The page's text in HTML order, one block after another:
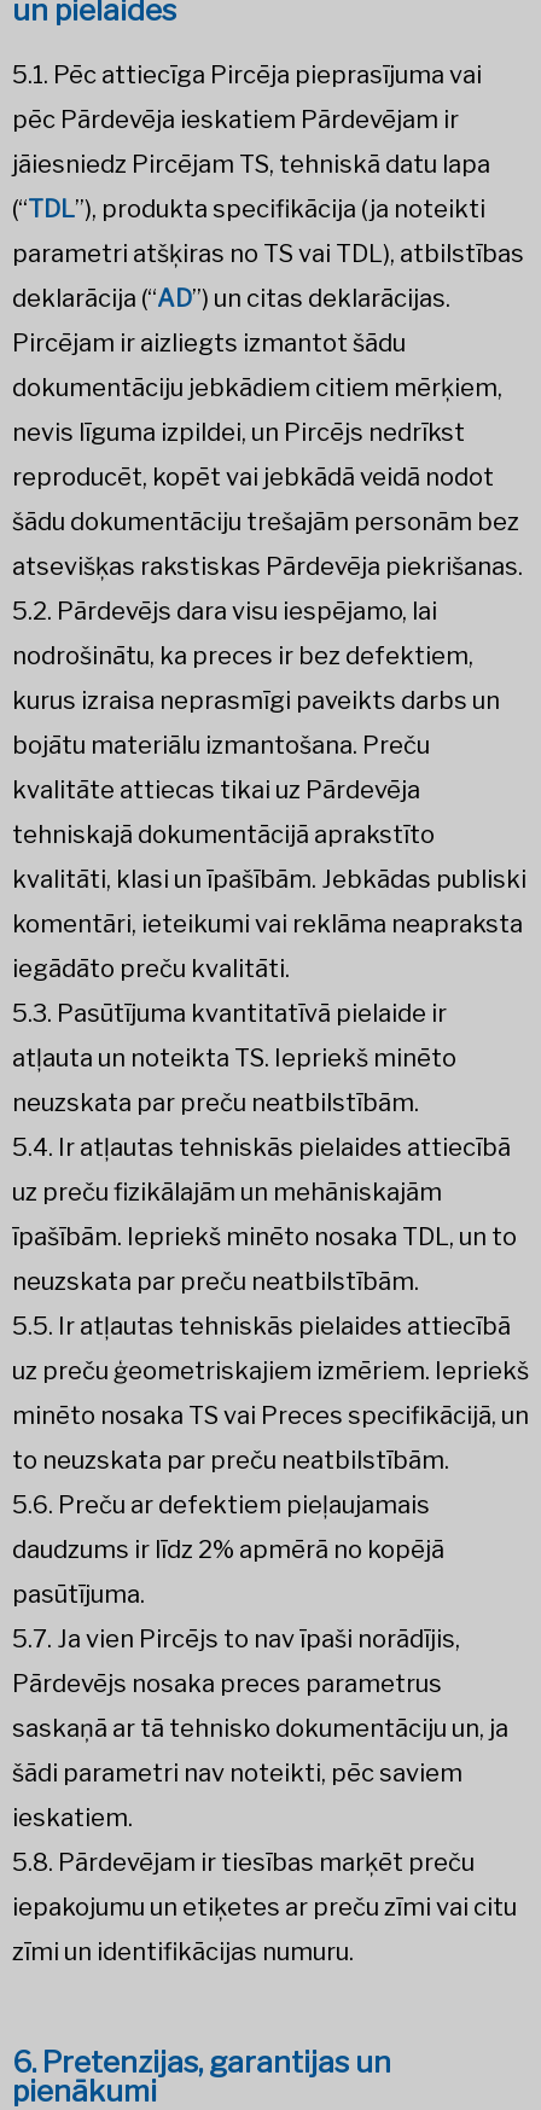
un pielaides
5.1. Pēc attiecīga Pircēja pieprasījuma vai
pēc Pārdevēja ieskatiem Pārdevējam ir
jāiesniedz Pircējam TS, tehniskā datu lapa
(“TDL”), produkta specifikācija (ja noteikti
parametri atšķiras no TS vai TDL), atbilstības
deklarācija (“AD”) un citas deklarācijas.
Pircējam ir aizliegts izmantot šādu
dokumentāciju jebkādiem citiem mērķiem,
nevis līguma izpildei, un Pircējs nedrīkst
reproducēt, kopēt vai jebkādā veidā nodot
šādu dokumentāciju trešajām personām bez
atsevišķas rakstiskas Pārdevēja piekrišanas.
5.2. Pārdevējs dara visu iespējamo, lai
nodrošinātu, ka preces ir bez defektiem,
kurus izraisa neprasmīgi paveikts darbs un
bojātu materiālu izmantošana. Preču
kvalitāte attiecas tikai uz Pārdevēja
tehniskajā dokumentācijā aprakstīto
kvalitāti, klasi un īpašībām. Jebkādas publiski
komentāri, ieteikumi vai reklāma neapraksta
iegādāto preču kvalitāti.
5.3. Pasūtījuma kvantitatīvā pielaide ir
atļauta un noteikta TS. Iepriekš minēto
neuzskata par preču neatbilstībām.
5.4. Ir atļautas tehniskās pielaides attiecībā
uz preču fizikālajām un mehāniskajām
īpašībām. Iepriekš minēto nosaka TDL, un to
neuzskata par preču neatbilstībām.
5.5. Ir atļautas tehniskās pielaides attiecībā
uz preču ģeometriskajiem izmēriem. Iepriekš
minēto nosaka TS vai Preces specifikācijā, un
to neuzskata par preču neatbilstībām.
5.6. Preču ar defektiem pieļaujamais
daudzums ir līdz 2% apmērā no kopējā
pasūtījuma.
5.7. Ja vien Pircējs to nav īpaši norādījis,
Pārdevējs nosaka preces parametrus
saskaņā ar tā tehnisko dokumentāciju un, ja
šādi parametri nav noteikti, pēc saviem
ieskatiem.
5.8. Pārdevējam ir tiesības marķēt preču
iepakojumu un etiķetes ar preču zīmi vai citu
zīmi un identifikācijas numuru.
6. Pretenzijas, garantijas un
pienākumi